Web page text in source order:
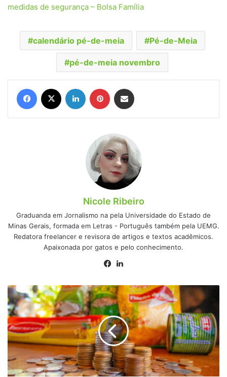
medidas de segurança – Bolsa Família
calendário pé-de-meia Pé-de-Meia
pé-de-meia novembro
Facebook Linkedin Pinterest
Nicole Ribeiro
Graduanda em Jornalismo na pela Universidade do Estado de
Minas Gerais, formada em Letras - Português também pela UEMG.
Redatora freelancer e revisora de artigos e textos acadêmicos.
Apaixonada por gatos e pelo conhecimento.
Facebook
Saiba
como
retirar
sua
cesta
básica
todos
os
meses